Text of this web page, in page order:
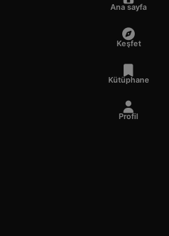
Ana sayfa
Keşfet
Kütüphane
Profil